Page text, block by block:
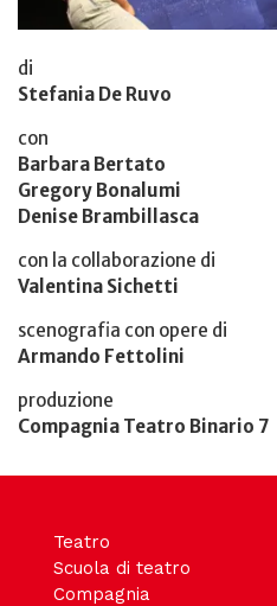
di
Stefania De Ruvo
con
Barbara Bertato
Gregory Bonalumi
Denise Brambillasca
con la collaborazione di
Valentina Sichetti
scenografia con opere di
Armando Fettolini
produzione
Compagnia Teatro Binario 7
Teatro
Scuola di teatro
Compagnia